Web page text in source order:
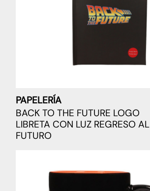
PAPELERÍA
BACK TO THE FUTURE LOGO
LIBRETA CON LUZ REGRESO AL
FUTURO